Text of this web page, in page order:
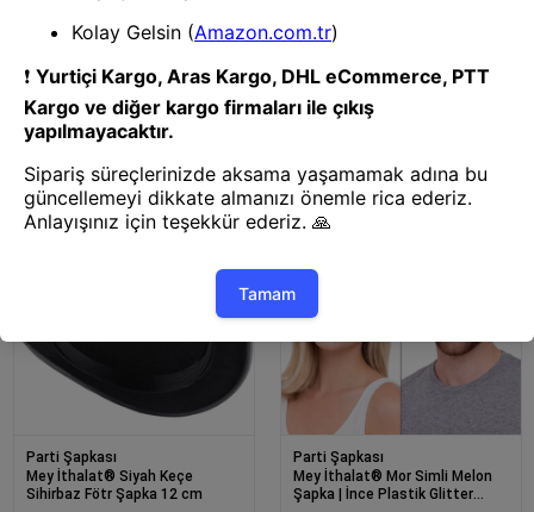
Parti Şapkası
Payetli Fötr Şapka Yetişkin Boy
Parti Şapkası
Mey İthalat® Charlie Chaplin
Stil Çocuk Şapkası – Siyah
Parti Şapkası
Mey İthalat® Siyah Keçe
Sihirbaz Fötr Şapka 12 cm
Parti Şapkası
Mey İthalat® Mor Simli Melon
Şapka | İnce Plastik Glitter